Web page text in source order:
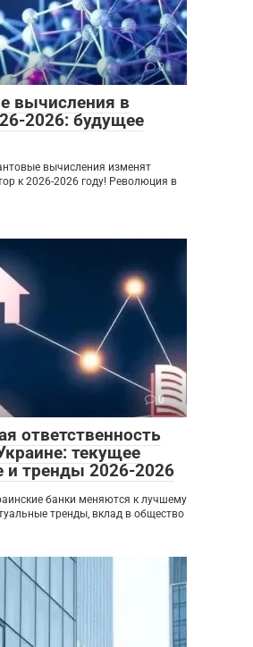
0
вычисления в
2026: будущее
вычисления изменят
к 2026-2026 году! Революция в
0
ответственность
текущее
и тренды 2026-2026
банки меняются к лучшему
тренды, вклад в общество